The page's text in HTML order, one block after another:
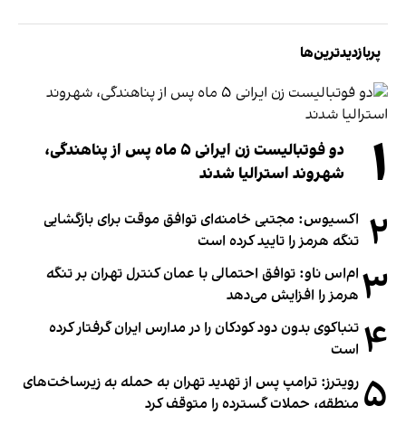
پربازدیدترین‌ها
۱
دو فوتبالیست زن ایرانی ۵ ماه پس از پناهندگی،
شهروند استرالیا شدند
۲ اکسیوس: مجتبی خامنه‌ای توافق موقت برای بازگشایی
تنگه هرمز را تایید کرده است
۳ ام‌اس ناو: توافق احتمالی با عمان کنترل تهران بر تنگه
هرمز را افزایش می‌دهد
۴ تنباکوی بدون دود کودکان را در مدارس ایران گرفتار کرده
است
۵ رویترز: ترامپ پس از تهدید تهران به حمله به زیرساخت‌های
منطقه، حملات گسترده را متوقف کرد